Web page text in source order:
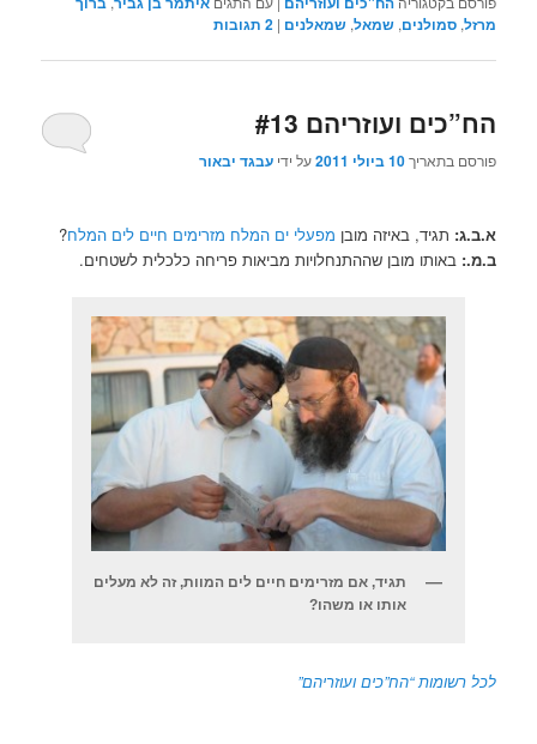
מרזל,סמולנים,שמאל,שמאלנים |
2 תגובות
הח”כים ועוזריהם #13
פורסם בתאריך10 ביולי 2011 על ידיעבגד יבאור
א.ב.ג: תגיד, באיזה מובן מפעלי ים המלח מזרימים חיים לים המלח?
ב.מ.: באותו מובן שההתנחלויות מביאות פריחה כלכלית לשטחים.
תגיד, אם מזרימים חיים לים המוות, זה לא מעלים
אותו או משהו?
לכל רשומות “הח”כים ועוזריהם”